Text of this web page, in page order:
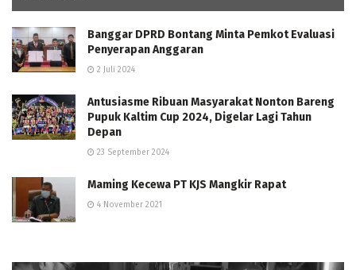
Banggar DPRD Bontang Minta Pemkot Evaluasi
Penyerapan Anggaran
2 Juli 2024
Antusiasme Ribuan Masyarakat Nonton Bareng
Pupuk Kaltim Cup 2024, Digelar Lagi Tahun
Depan
23 September 2024
Maming Kecewa PT KJS Mangkir Rapat
4 November 2021